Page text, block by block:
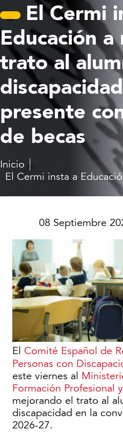
El Cermi
Educación
trato al
presente
de becas
Inicio
El Cermi insta a
08 Septiembre
El Comité Español de
Personas con
este viernes al
Formación Profesional
mejorando el trato al
discapacidad en la
2026-27.